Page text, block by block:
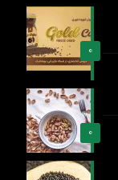
0
0